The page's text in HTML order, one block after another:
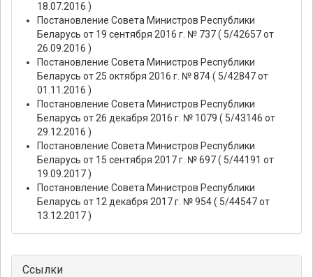
18.07.2016 )
Постановление Совета Министров Республики
Беларусь от 19 сентября 2016 г. № 737 ( 5/42657 от
26.09.2016 )
Постановление Совета Министров Республики
Беларусь от 25 октября 2016 г. № 874 ( 5/42847 от
01.11.2016 )
Постановление Совета Министров Республики
Беларусь от 26 декабря 2016 г. № 1079 ( 5/43146 от
29.12.2016 )
Постановление Совета Министров Республики
Беларусь от 15 сентября 2017 г. № 697 ( 5/44191 от
19.09.2017 )
Постановление Совета Министров Республики
Беларусь от 12 декабря 2017 г. № 954 ( 5/44547 от
13.12.2017 )
Ссылки